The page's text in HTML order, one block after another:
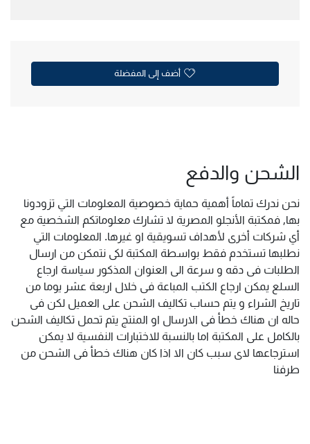
أضف إلى المفضلة
الشحن والدفع
نحن ندرك تماماً أهمية حماية خصوصية المعلومات التي تزودونا
بها, فمكتبة الأنجلو المصرية لا تشارك معلوماتكم الشخصية مع
أي شركات أخرى لأهداف تسويقية او غيرها. المعلومات التي
نطلبها تستخدم فقط بواسطة المكتبة لكى نتمكن من ارسال
الطلبات فى دقه و سرعة الى العنوان المذكور سياسة ارجاع
السلع يمكن ارجاع الكتب المباعة فى خلال اربعة عشر يوما من
تاريخ الشراء و يتم حساب تكاليف الشحن على العميل لكن فى
حاله ان هناك خطأ فى الارسال او المنتج يتم تحمل تكاليف الشحن
بالكامل على المكتبة اما بالنسبة للاختبارات النفسية لا يمكن
استرجاعها لاى سبب كان الا اذا كان هناك خطأ فى الشحن من
طرفنا